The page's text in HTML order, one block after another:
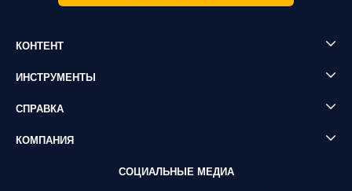
КОНТЕНТ
ИНСТРУМЕНТЫ
СПРАВКА
КОМПАНИЯ
СОЦИАЛЬНЫЕ МЕДИА